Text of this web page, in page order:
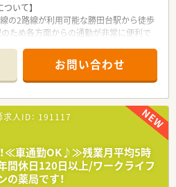
の在宅業務にも携わっていただき、一
含め、多職種と連携した薬学的管理を実
マネジメントを担う薬局長や管理薬剤
進の育成など幅広い業務への挑戦が期待
いて】
の2路線が利用可能な勝田台駅から徒歩
ため各方面からの通勤が非常に便利で
1日平均10枚から20枚ほどの処方箋を
りの患者様と丁寧に向き合える環境で
提供しており、外来調剤のみならず個人
し、薬剤師としての職能を幅広く発揮
と顔の見える関係を築きたいと考え、大
じっくり患者様に向き合っている方が
お問い合わせ
人ID： 191117
！≪車通勤OK♪≫残業月平均5時
休日120日以上/ワークライフ
薬局です！